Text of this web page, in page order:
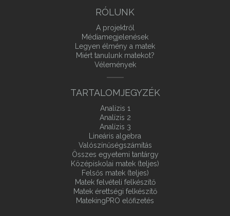
RÓLUNK
A projektről
Médiamegjelenések
Legyen élmény a matek
Miért tanulunk matekot?
Vélemények
TARTALOMJEGYZÉK
Analízis 1
Analízis 2
Analízis 3
Lineáris algebra
Valószínűségszámítás
Összes egyetemi tantárgy
Középiskolai matek (teljes)
Felsős matek (teljes)
Matek felvételi felkészítő
Matek érettségi felkészítő
MatekingPRO előfizetés